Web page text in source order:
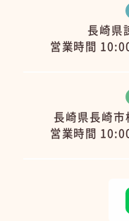
長崎県
営業時間
長崎県長崎
営業時間